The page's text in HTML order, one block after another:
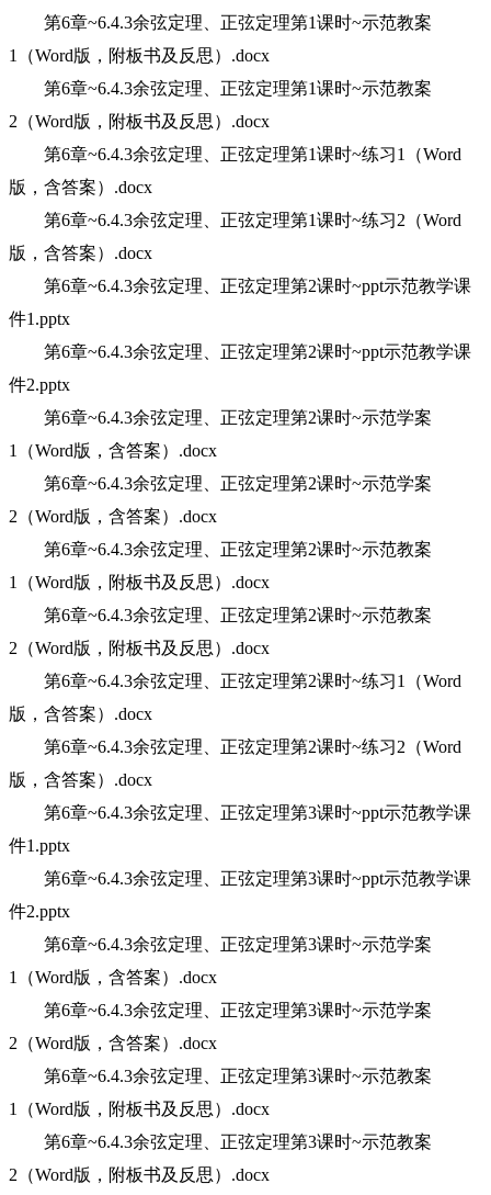
第6章~6.4.3余弦定理、正弦定理第1课时~示范教案
1（Word版，附板书及反思）.docx
第6章~6.4.3余弦定理、正弦定理第1课时~示范教案
2（Word版，附板书及反思）.docx
第6章~6.4.3余弦定理、正弦定理第1课时~练习1（Word
版，含答案）.docx
第6章~6.4.3余弦定理、正弦定理第1课时~练习2（Word
版，含答案）.docx
第6章~6.4.3余弦定理、正弦定理第2课时~ppt示范教学课
件1.pptx
第6章~6.4.3余弦定理、正弦定理第2课时~ppt示范教学课
件2.pptx
第6章~6.4.3余弦定理、正弦定理第2课时~示范学案
1（Word版，含答案）.docx
第6章~6.4.3余弦定理、正弦定理第2课时~示范学案
2（Word版，含答案）.docx
第6章~6.4.3余弦定理、正弦定理第2课时~示范教案
1（Word版，附板书及反思）.docx
第6章~6.4.3余弦定理、正弦定理第2课时~示范教案
2（Word版，附板书及反思）.docx
第6章~6.4.3余弦定理、正弦定理第2课时~练习1（Word
版，含答案）.docx
第6章~6.4.3余弦定理、正弦定理第2课时~练习2（Word
版，含答案）.docx
第6章~6.4.3余弦定理、正弦定理第3课时~ppt示范教学课
件1.pptx
第6章~6.4.3余弦定理、正弦定理第3课时~ppt示范教学课
件2.pptx
第6章~6.4.3余弦定理、正弦定理第3课时~示范学案
1（Word版，含答案）.docx
第6章~6.4.3余弦定理、正弦定理第3课时~示范学案
2（Word版，含答案）.docx
第6章~6.4.3余弦定理、正弦定理第3课时~示范教案
1（Word版，附板书及反思）.docx
第6章~6.4.3余弦定理、正弦定理第3课时~示范教案
2（Word版，附板书及反思）.docx